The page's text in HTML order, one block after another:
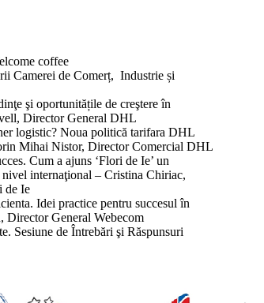
coffee
Camerei de Comerț, Industrie și
şi oportunitățile de creştere în
General DHL
logistic? Noua politică tarifara DHL
Nistor, Director Comercial DHL
Cum a ajuns ‘Flori de Ie’ un
– Cristina Chiriac,
Ie
Idei practice pentru succesul în
General Webecom
Sesiune de Întrebări şi Răspunsuri